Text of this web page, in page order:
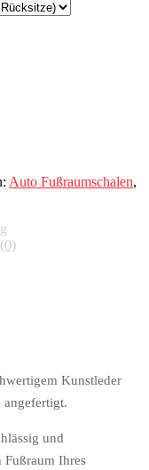
Auto Fußraumschalen,
Kunstleder
angefertigt.
und
Fußraum Ihres